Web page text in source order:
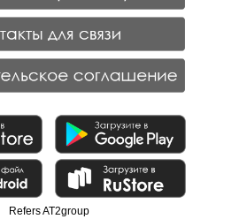
Refers AT2group